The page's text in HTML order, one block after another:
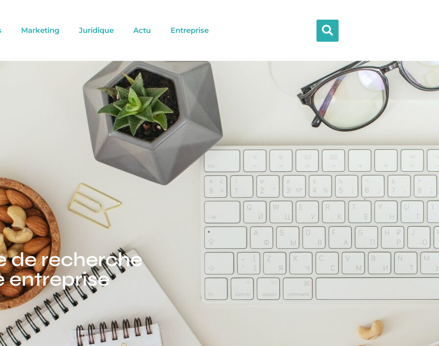
Marketing Juridique Actu Entreprise
de recherche
entreprise